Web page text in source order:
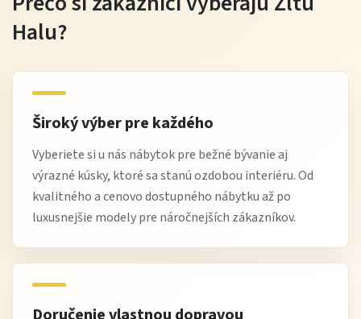
Halu?
Široký výber pre každého
Vyberiete si u nás nábytok pre bežné bývanie aj
výrazné kúsky, ktoré sa stanú ozdobou interiéru. Od
kvalitného a cenovo dostupného nábytku až po
luxusnejšie modely pre náročnejších zákazníkov.